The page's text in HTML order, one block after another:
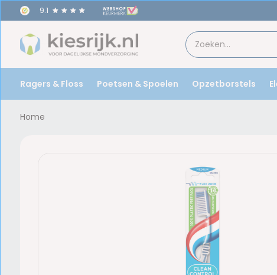
9.1
Ragers & Floss Poetsen & Spoelen Opzetborstels
Home